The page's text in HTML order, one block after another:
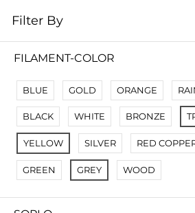
цена
No Results
Not Found Filters1
Not Found Filters2
Filter By
FILAMENT-COLOR
BLUE GOLD ORANGE
BLACK WHITE BRONZE
YELLOW SILVER RED
GREEN GREY WOOD